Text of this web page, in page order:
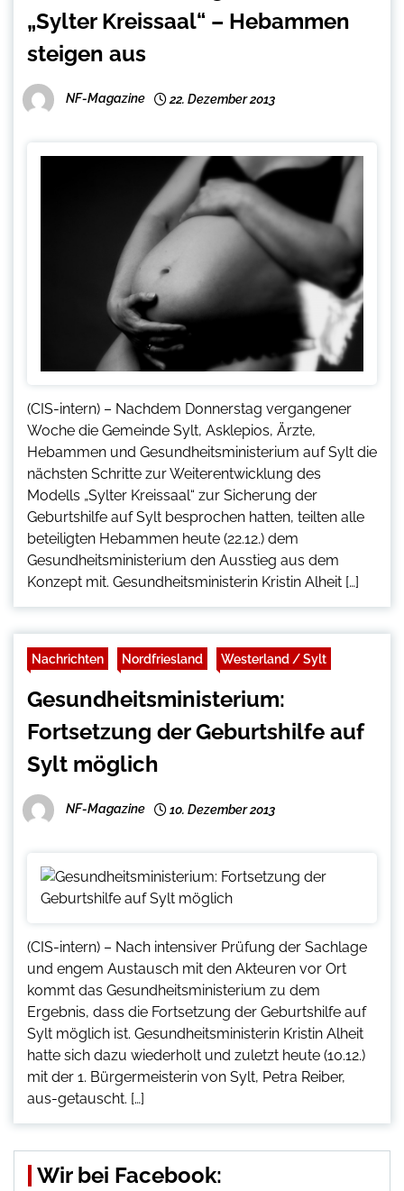
„Sylter Kreissaal“ – Hebammen
steigen aus
NF-Magazine 22. Dezember 2013
(CIS-intern) – Nachdem Donnerstag vergangener
Woche die Gemeinde Sylt, Asklepios, Ärzte,
Hebammen und Gesundheitsministerium auf Sylt die
nächsten Schritte zur Weiterentwicklung des
Modells „Sylter Kreissaal“ zur Sicherung der
Geburtshilfe auf Sylt besprochen hatten, teilten alle
beteiligten Hebammen heute (22.12.) dem
Gesundheitsministerium den Ausstieg aus dem
Konzept mit. Gesundheitsministerin Kristin Alheit […]
Nachrichten Nordfriesland Westerland / Sylt
Gesundheitsministerium:
Fortsetzung der Geburtshilfe auf
Sylt möglich
NF-Magazine 10. Dezember 2013
(CIS-intern) – Nach intensiver Prüfung der Sachlage
und engem Austausch mit den Akteuren vor Ort
kommt das Gesundheitsministerium zu dem
Ergebnis, dass die Fortsetzung der Geburtshilfe auf
Sylt möglich ist. Gesundheitsministerin Kristin Alheit
hatte sich dazu wiederholt und zuletzt heute (10.12.)
mit der 1. Bürgermeisterin von Sylt, Petra Reiber,
aus-getauscht. […]
Wir bei Facebook: